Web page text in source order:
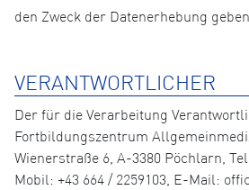
den Zweck der Datenerhebung
VERANTWORTLICHER
Der für die Verarbeitung
Fortbildungszentrum
Wienerstraße 6, A-3380 Pöchlarn,
Mobil: +43 664 / 2259103, E-Mail: